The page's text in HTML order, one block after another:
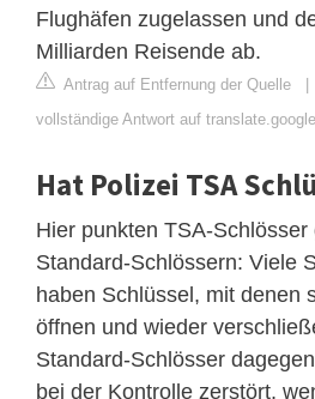
Flughäfen zugelassen und
Milliarden Reisende ab.
Antrag auf Entfernung der Quelle |
vollständige Antwort auf
Hat Polizei TSA
Hier punkten TSA-Schlösser
Standard-Schlössern: Viele
haben Schlüssel, mit denen
öffnen und wieder
Standard-Schlösser
bei der Kontrolle zerstört,